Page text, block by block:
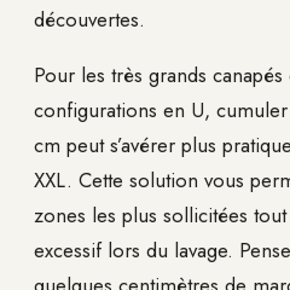
découvertes.
Pour les très grands canapés
configurations en U,
cm peut s’avérer plus
XXL. Cette solution vous
zones les plus sollicitées
excessif lors du lavage.